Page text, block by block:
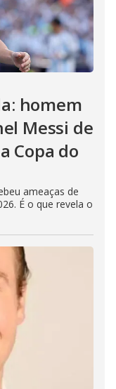
homem
Messi de
Copa do
ameaças de
É o que revela o